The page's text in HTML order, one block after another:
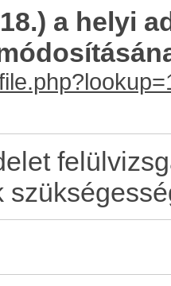
18.) a helyi